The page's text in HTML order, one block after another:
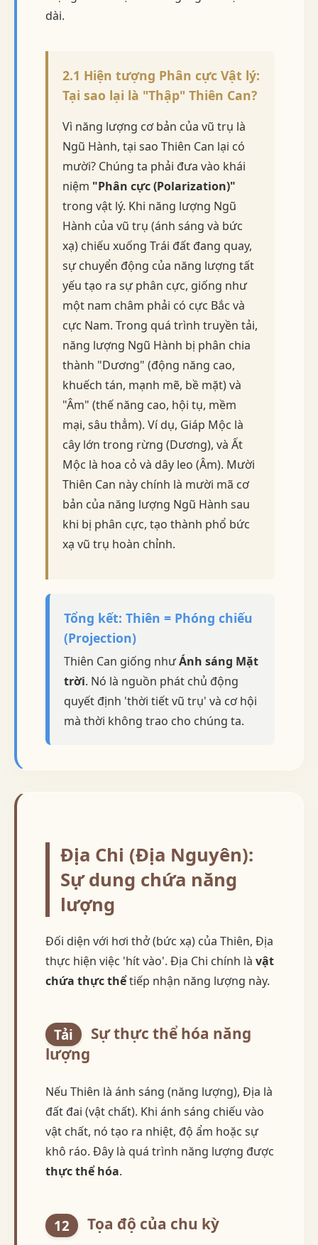
dài.
2.1 Hiện tượng Phân cực Vật lý:
Tại sao lại là "Thập" Thiên Can?
Vì năng lượng cơ bản của vũ trụ là
Ngũ Hành, tại sao Thiên Can lại có
mười? Chúng ta phải đưa vào khái
niệm "Phân cực (Polarization)"
trong vật lý. Khi năng lượng Ngũ
Hành của vũ trụ (ánh sáng và bức
xạ) chiếu xuống Trái đất đang quay,
sự chuyển động của năng lượng tất
yếu tạo ra sự phân cực, giống như
một nam châm phải có cực Bắc và
cực Nam. Trong quá trình truyền tải,
năng lượng Ngũ Hành bị phân chia
thành "Dương" (động năng cao,
khuếch tán, mạnh mẽ, bề mặt) và
"Âm" (thế năng cao, hội tụ, mềm
mại, sâu thẳm). Ví dụ, Giáp Mộc là
cây lớn trong rừng (Dương), và Ất
Mộc là hoa cỏ và dây leo (Âm). Mười
Thiên Can này chính là mười mã cơ
bản của năng lượng Ngũ Hành sau
khi bị phân cực, tạo thành phổ bức
xạ vũ trụ hoàn chỉnh.
Tổng kết: Thiên = Phóng chiếu
(Projection)
Thiên Can giống nhưÁnh sáng Mặt
trời. Nó là nguồn phát chủ động
quyết định 'thời tiết vũ trụ' và cơ hội
mà thời không trao cho chúng ta.
Địa Chi (Địa Nguyên):
Sự dung chứa năng
lượng
Đối diện với hơi thở (bức xạ) của Thiên, Địa
thực hiện việc 'hít vào'. Địa Chi chính là vật
chứa thực thểtiếp nhận năng lượng này.
Tải
Sự thực thể hóa năng
lượng
Nếu Thiên là ánh sáng (năng lượng), Địa là
đất đai (vật chất). Khi ánh sáng chiếu vào
vật chất, nó tạo ra nhiệt, độ ẩm hoặc sự
khô ráo. Đây là quá trình năng lượng được
thực thể hóa.
12 Tọa độ của chu kỳ